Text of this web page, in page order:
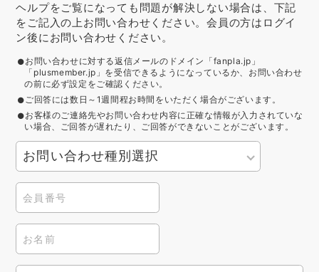
ヘルプをご覧になっても問題が解決しない場合は、下記
をご記入の上お問い合わせください。会員の方はログイ
ン後にお問い合わせください。
お問い合わせに対する返信メールのドメイン「fanpla.jp」
「plusmember.jp」を受信できるようになっているか、お問い合わせ
の前に必ず設定をご確認ください。
ご回答には数日～1週間程お時間をいただく場合がございます。
お客様のご連絡先やお問い合わせ内容に正確な情報が入力されていな
い場合、ご回答が遅れたり、ご回答ができないことがございます。